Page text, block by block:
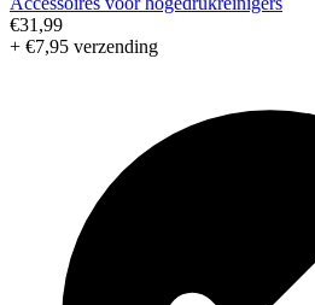
€31,99
+ €7,95 verzending